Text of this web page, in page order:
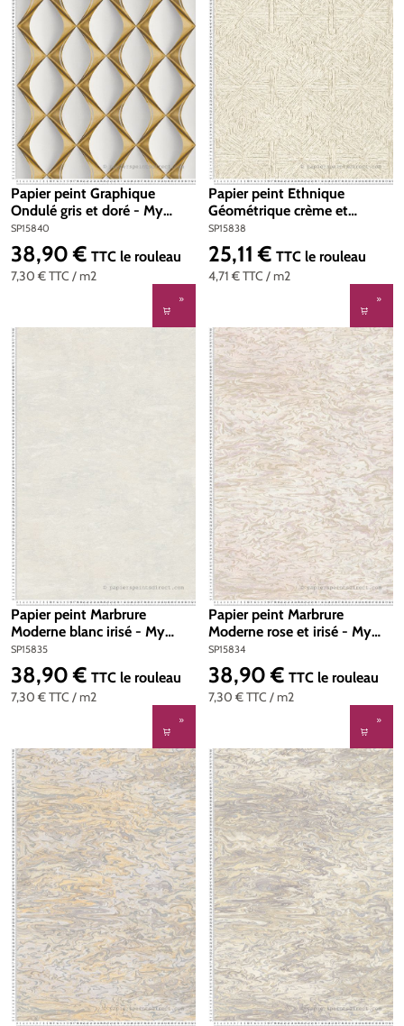
Papier peint Graphique
Ondulé gris et doré - My
Home My Spa d'A.S. Création
| Réf. SP15840
SP15840
7,30 €TTC / m2
Prix régulier :
38,90 € TTC le rouleau
Papier peint Ethnique
Géométrique crème et
argenté - My Home My Spa
d'A.S. Création | Réf.
SP15838
SP15838
4,71 €TTC / m2
Prix régulier :
25,11 € TTC le rouleau
Papier peint Marbrure
Moderne blanc irisé - My
Home My Spa d'A.S. Création
| Réf. SP15835
SP15835
7,30 €TTC / m2
Prix régulier :
38,90 € TTC le rouleau
Papier peint Marbrure
Moderne rose et irisé - My
Home My Spa d'A.S. Création
| Réf. SP15834
SP15834
7,30 €TTC / m2
Prix régulier :
38,90 € TTC le rouleau